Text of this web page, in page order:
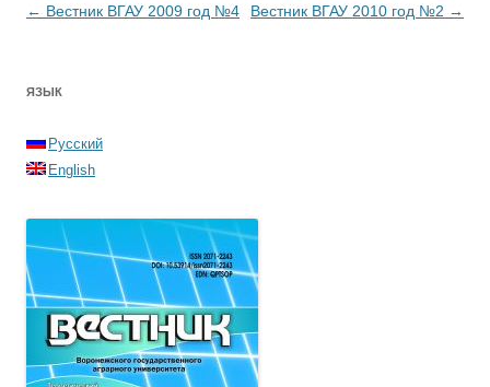
Навигация по записям
← Вестник ВГАУ 2009 год №4 Вестник ВГАУ 2010 год №2 →
ЯЗЫК
Русский
English